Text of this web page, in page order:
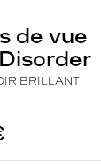
de vue
BRILLANT